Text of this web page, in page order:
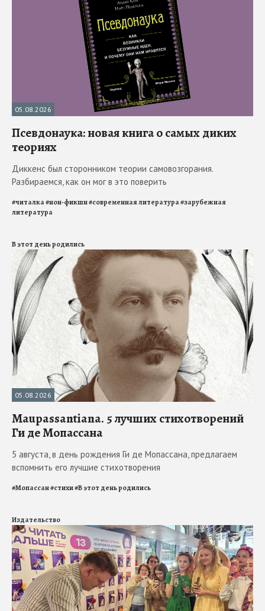
05.08.2026
Псевдонаука: новая книга о самых диких
теориях
Диккенс был сторонником теории самовозгорания.
Разбираемся, как он мог в это поверить
#читалка#нон-фикшн#современная литература#зарубежная
литература
В этот день родились
05.08.2026
Maupassantiana. 5 лучших стихотворений
Ги де Мопассана
5 августа, в день рождения Ги де Мопассана, предлагаем
вспомнить его лучшие стихотворения
#Мопассан#стихи#В этот день родились
Издательство